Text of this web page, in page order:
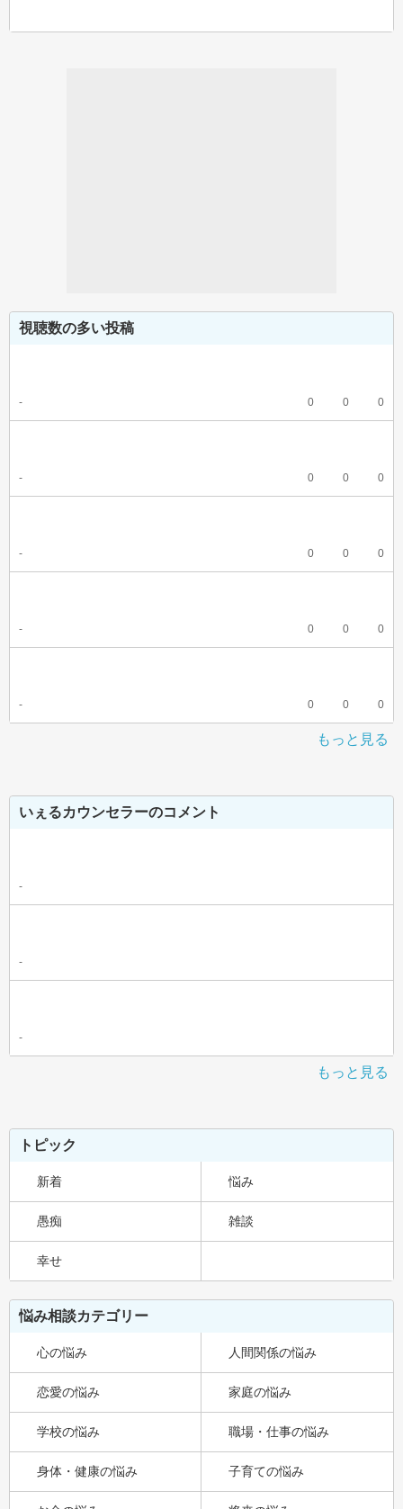
視聴数の多い投稿
- 0 0 0
- 0 0 0
- 0 0 0
- 0 0 0
- 0 0 0
もっと見る
いぇるカウンセラーのコメント
-
-
-
もっと見る
トピック
新着 悩み
愚痴 雑談
幸せ
悩み相談カテゴリー
心の悩み 人間関係の悩み
恋愛の悩み 家庭の悩み
学校の悩み 職場・仕事の悩み
身体・健康の悩み 子育ての悩み